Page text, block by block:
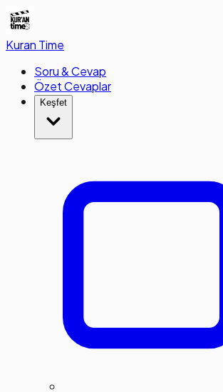
Kuran Time
Soru & Cevap
Özet Cevaplar
Keşfet